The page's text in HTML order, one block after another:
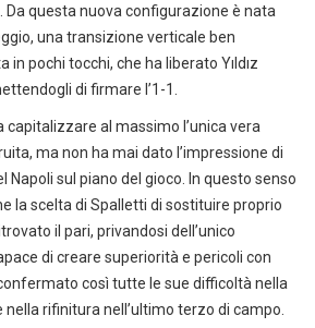
Da questa nuova configurazione è nata
una transizione verticale ben
pochi tocchi, che ha liberato Yıldız
di firmare l’1-1.
capitalizzare al massimo l’unica vera
ma non ha mai dato l’impressione di
Napoli sul piano del gioco. In questo senso
la scelta di Spalletti di sostituire proprio
il pari, privandosi dell’unico
di creare superiorità e pericoli con
così tutte le sue difficoltà nella
rifinitura nell’ultimo terzo di campo.